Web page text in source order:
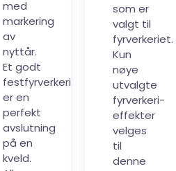
med
markering
av
nyttår.
Et godt
festfyrverkeri
er en
perfekt
avslutning
på en
kveld.
som er
valgt til
fyrverkeriet.
Kun
nøye
utvalgte
fyrverkeri-
effekter
velges
til
denne